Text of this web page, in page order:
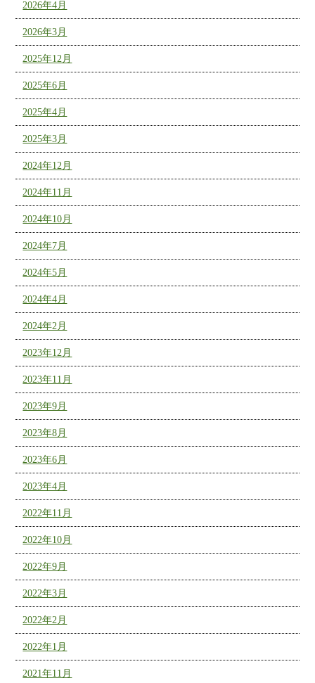
2026年4月
2026年3月
2025年12月
2025年6月
2025年4月
2025年3月
2024年12月
2024年11月
2024年10月
2024年7月
2024年5月
2024年4月
2024年2月
2023年12月
2023年11月
2023年9月
2023年8月
2023年6月
2023年4月
2022年11月
2022年10月
2022年9月
2022年3月
2022年2月
2022年1月
2021年11月